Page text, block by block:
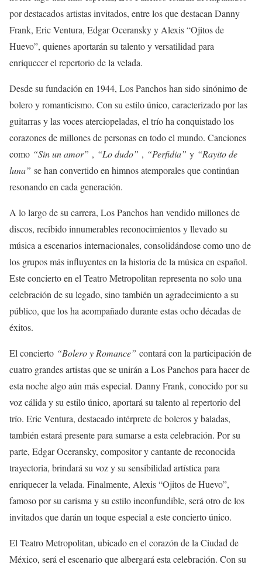
por destacados artistas invitados, entre los que destacan Danny
Frank, Eric Ventura, Edgar Oceransky y Alexis “Ojitos de
Huevo”, quienes aportarán su talento y versatilidad para
enriquecer el repertorio de la velada.
Desde su fundación en 1944, Los Panchos han sido sinónimo de
bolero y romanticismo. Con su estilo único, caracterizado por las
guitarras y las voces aterciopeladas, el trío ha conquistado los
corazones de millones de personas en todo el mundo. Canciones
como “Sin un amor” , “Lo dudo” , “Perfidia” y “Rayito de
luna” se han convertido en himnos atemporales que continúan
resonando en cada generación.
A lo largo de su carrera, Los Panchos han vendido millones de
discos, recibido innumerables reconocimientos y llevado su
música a escenarios internacionales, consolidándose como uno de
los grupos más influyentes en la historia de la música en español.
Este concierto en el Teatro Metropolitan representa no solo una
celebración de su legado, sino también un agradecimiento a su
público, que los ha acompañado durante estas ocho décadas de
éxitos.
El concierto “Bolero y Romance” contará con la participación de
cuatro grandes artistas que se unirán a Los Panchos para hacer de
esta noche algo aún más especial. Danny Frank, conocido por su
voz cálida y su estilo único, aportará su talento al repertorio del
trío. Eric Ventura, destacado intérprete de boleros y baladas,
también estará presente para sumarse a esta celebración. Por su
parte, Edgar Oceransky, compositor y cantante de reconocida
trayectoria, brindará su voz y su sensibilidad artística para
enriquecer la velada. Finalmente, Alexis “Ojitos de Huevo”,
famoso por su carisma y su estilo inconfundible, será otro de los
invitados que darán un toque especial a este concierto único.
El Teatro Metropolitan, ubicado en el corazón de la Ciudad de
México, será el escenario que albergará esta celebración. Con su